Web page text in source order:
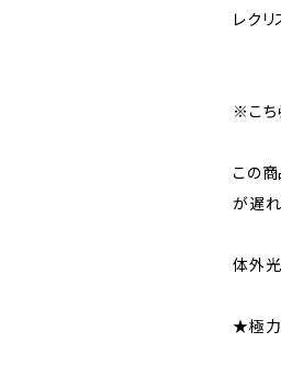
レク
※こち
この
が遅れ
体外光
★極力